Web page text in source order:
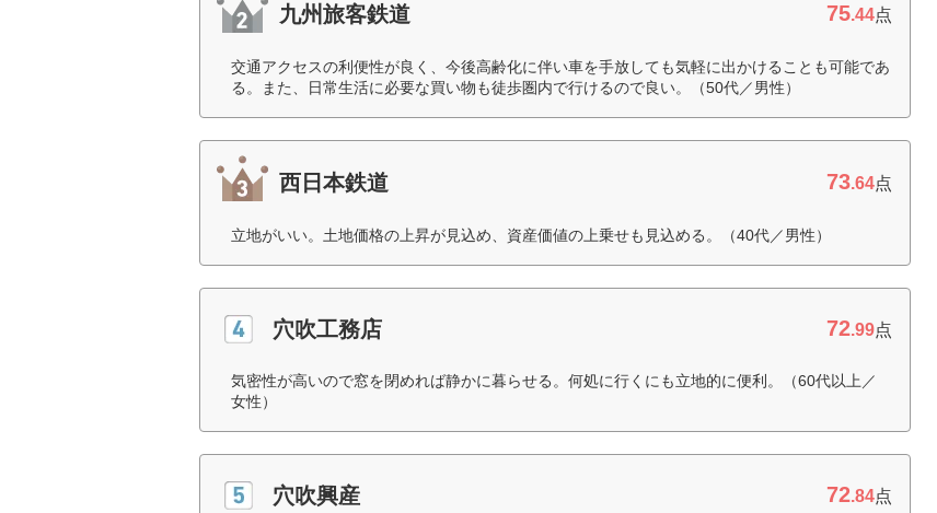
九州旅客鉄道 75.44点
交通アクセスの利便性が良く、今後高齢化に伴い車を手放しても気軽に出かけることも可能であ
る。また、日常生活に必要な買い物も徒歩圏内で行けるので良い。（50代／男性）
西日本鉄道 73.64点
立地がいい。土地価格の上昇が見込め、資産価値の上乗せも見込める。（40代／男性）
穴吹工務店 72.99点
気密性が高いので窓を閉めれば静かに暮らせる。何処に行くにも立地的に便利。（60代以上／
女性）
穴吹興産 72.84点